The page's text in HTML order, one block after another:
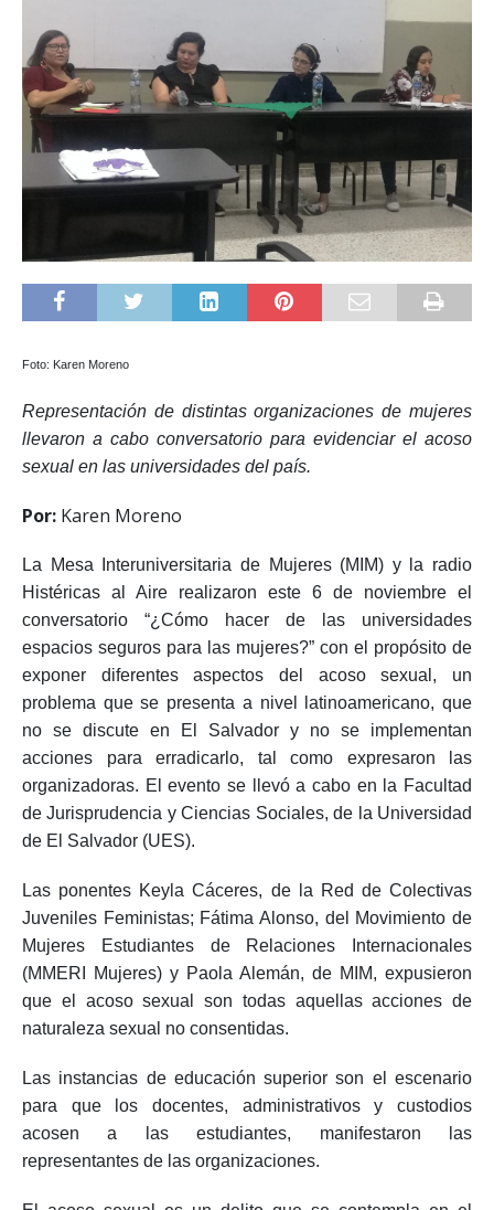
Foto: Karen Moreno
Representación de distintas organizaciones de mujeres
llevaron a cabo conversatorio para evidenciar el acoso
sexual en las universidades del país.
Por: Karen Moreno
La Mesa Interuniversitaria de Mujeres (MIM) y la radio
Histéricas al Aire realizaron este 6 de noviembre el
conversatorio “¿Cómo hacer de las universidades
espacios seguros para las mujeres?” con el propósito de
exponer diferentes aspectos del acoso sexual, un
problema que se presenta a nivel latinoamericano, que
no se discute en El Salvador y no se implementan
acciones para erradicarlo, tal como expresaron las
organizadoras. El evento se llevó a cabo en la Facultad
de Jurisprudencia y Ciencias Sociales, de la Universidad
de El Salvador (UES).
Las ponentes Keyla Cáceres, de la Red de Colectivas
Juveniles Feministas; Fátima Alonso, del Movimiento de
Mujeres Estudiantes de Relaciones Internacionales
(MMERI Mujeres) y Paola Alemán, de MIM, expusieron
que el acoso sexual son todas aquellas acciones de
naturaleza sexual no consentidas.
Las instancias de educación superior son el escenario
para que los docentes, administrativos y custodios
acosen a las estudiantes, manifestaron las
representantes de las organizaciones.